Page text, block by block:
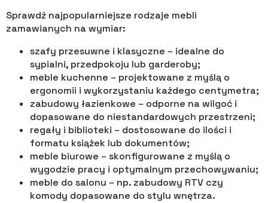
Sprawdź najpopularniejsze rodzaje mebli
zamawianych na wymiar:
szafy przesuwne i klasyczne – idealne do
sypialni, przedpokoju lub garderoby;
meble kuchenne – projektowane z myślą o
ergonomii i wykorzystaniu każdego centymetra;
zabudowy łazienkowe – odporne na wilgoć i
dopasowane do niestandardowych przestrzeni;
regały i biblioteki – dostosowane do ilości i
formatu książek lub dokumentów;
meble biurowe – skonfigurowane z myślą o
wygodzie pracy i optymalnym przechowywaniu;
meble do salonu – np. zabudowy RTV czy
komody dopasowane do stylu wnętrza.